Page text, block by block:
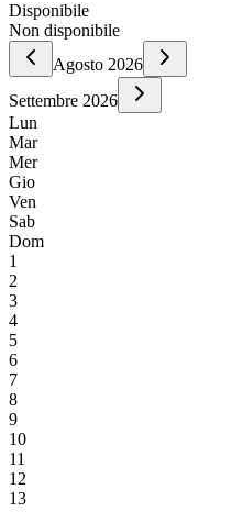
Disponibile
Non disponibile
Agosto 2026
Settembre 2026
Lun
Mar
Mer
Gio
Ven
Sab
Dom
1
2
3
4
5
6
7
8
9
10
11
12
13